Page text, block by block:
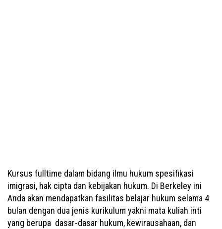
Kursus fulltime dalam bidang ilmu hukum spesifikasi
imigrasi, hak cipta dan kebijakan hukum. Di Berkeley ini
Anda akan mendapatkan fasilitas belajar hukum selama 4
bulan dengan dua jenis kurikulum yakni mata kuliah inti
yang berupa dasar-dasar hukum, kewirausahaan, dan